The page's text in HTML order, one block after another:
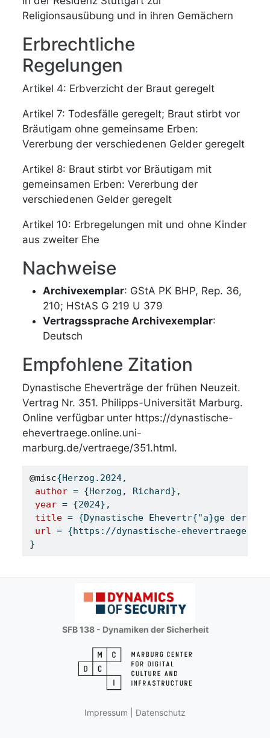
Religionsausübung und in ihren Gemächern
Erbrechtliche
Regelungen
Artikel 4: Erbverzicht der Braut geregelt
Artikel 7: Todesfälle geregelt; Braut stirbt vor
Bräutigam ohne gemeinsame Erben:
Vererbung der verschiedenen Gelder geregelt
Artikel 8: Braut stirbt vor Bräutigam mit
gemeinsamen Erben: Vererbung der
verschiedenen Gelder geregelt
Artikel 10: Erbregelungen mit und ohne Kinder
aus zweiter Ehe
Nachweise
Archivexemplar: GStA PK BHP, Rep. 36,
210; HStAS G 219 U 379
Vertragssprache Archivexemplar:
Deutsch
Empfohlene Zitation
Dynastische Eheverträge der frühen Neuzeit.
Vertrag Nr. 351. Philipps-Universität Marburg.
Online verfügbar unter https://dynastische-
ehevertraege.online.uni-
marburg.de/vertraege/351.html.
@misc{Herzog . 2024,
author = {Herzog, Richard},
year = {2024},
title = {Dynastische Ehevertr{"a}ge der
url
= {https://dynastische-
}
SFB 138 - Dynamiken der Sicherheit
Impressum Datenschutz